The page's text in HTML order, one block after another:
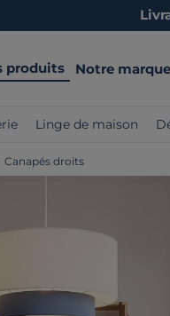
produits Notre marque
Linge de maison
Canapés droits